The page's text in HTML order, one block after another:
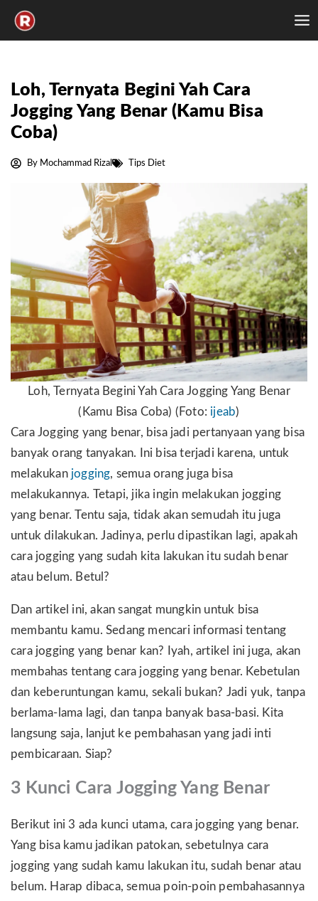
content
Loh, Ternyata Begini Yah Cara
Jogging Yang Benar (Kamu Bisa
Coba)
By Mochammad Rizal Tips Diet
Loh, Ternyata Begini Yah Cara Jogging Yang Benar
(Kamu Bisa Coba) (Foto: ijeab)
Cara Jogging yang benar, bisa jadi pertanyaan yang bisa
banyak orang tanyakan. Ini bisa terjadi karena, untuk
melakukan jogging, semua orang juga bisa
melakukannya. Tetapi, jika ingin melakukan jogging
yang benar. Tentu saja, tidak akan semudah itu juga
untuk dilakukan. Jadinya, perlu dipastikan lagi, apakah
cara jogging yang sudah kita lakukan itu sudah benar
atau belum. Betul?
Dan artikel ini, akan sangat mungkin untuk bisa
membantu kamu. Sedang mencari informasi tentang
cara jogging yang benar kan? Iyah, artikel ini juga, akan
membahas tentang cara jogging yang benar. Kebetulan
dan keberuntungan kamu, sekali bukan? Jadi yuk, tanpa
berlama-lama lagi, dan tanpa banyak basa-basi. Kita
langsung saja, lanjut ke pembahasan yang jadi inti
pembicaraan. Siap?
3 Kunci Cara Jogging Yang Benar
Berikut ini 3 ada kunci utama, cara jogging yang benar.
Yang bisa kamu jadikan patokan, sebetulnya cara
jogging yang sudah kamu lakukan itu, sudah benar atau
belum. Harap dibaca, semua poin-poin pembahasannya